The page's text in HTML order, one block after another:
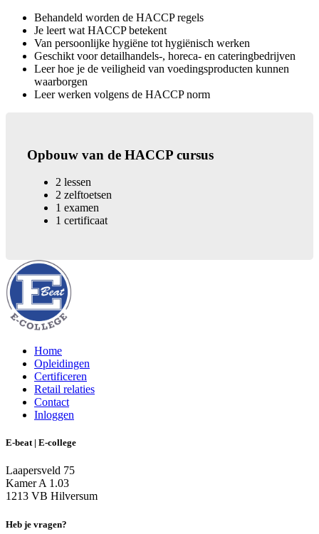
Behandeld worden de HACCP regels
Je leert wat HACCP betekent
Van persoonlijke hygiëne tot hygiënisch werken
Geschikt voor detailhandels-, horeca- en cateringbedrijven
Leer hoe je de veiligheid van voedingsproducten kunnen
waarborgen
Leer werken volgens de HACCP norm
Opbouw van de HACCP cursus
2 lessen
2 zelftoetsen
1 examen
1 certificaat
Home
Opleidingen
Certificeren
Retail relaties
Contact
Inloggen
E-beat | E-college
Laapersveld 75
Kamer A 1.03
1213 VB Hilversum
Heb je vragen?